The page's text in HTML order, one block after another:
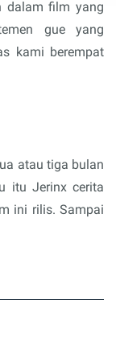
dalam film yang
gue yang
kami berempat
atau tiga bulan
itu Jerinx cerita
ini rilis. Sampai